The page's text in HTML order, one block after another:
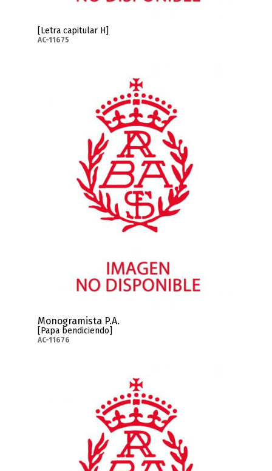
[Letra capitular H]
AC-11675
Monogramista P.A.
[Papa bendiciendo]
AC-11676